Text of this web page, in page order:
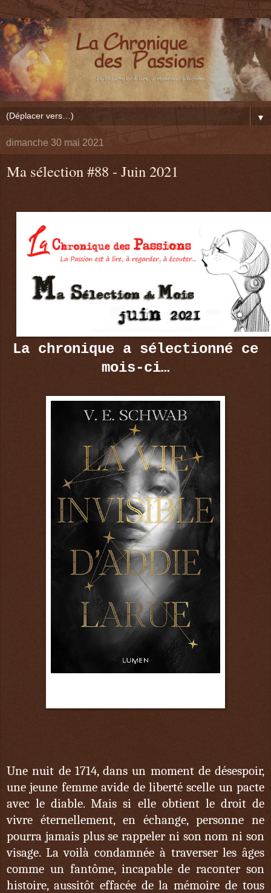
▼
dimanche 30 mai 2021
Ma sélection #88 - Juin 2021
La chronique a sélectionné ce
mois-ci…
Une nuit de 1714, dans un moment de désespoir,
une jeune femme avide de liberté scelle un pacte
avec le diable. Mais si elle obtient le droit de
vivre éternellement, en échange, personne ne
pourra jamais plus se rappeler ni son nom ni son
visage. La voilà condamnée à traverser les âges
comme un fantôme, incapable de raconter son
histoire, aussitôt effacée de la mémoire de tous